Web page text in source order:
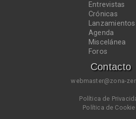
Entrevistas
Crónicas
Lanzamientos
Agenda
Miscelánea
Foros
Contacto
webmaster@zona-
Política de
Política de